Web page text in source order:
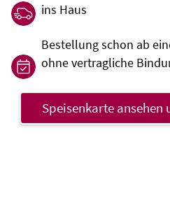
ins Haus
Bestellung schon ab
ohne vertragliche
Speisenkarte ansehen